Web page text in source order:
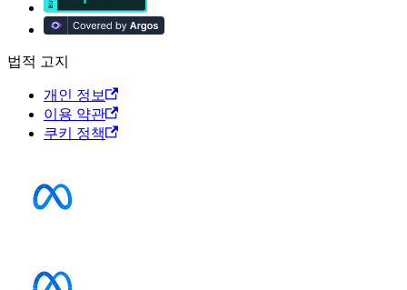
법적 고지
개인 정보
이용 약관
쿠키 정책